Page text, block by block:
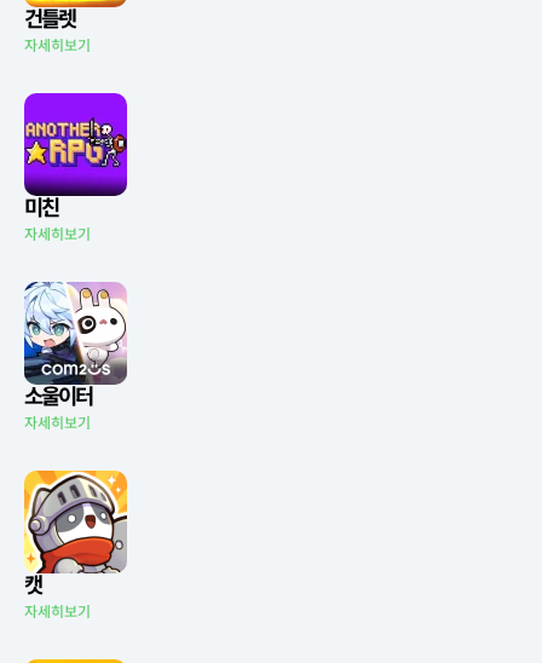
건틀렛
자세히보기
미친
자세히보기
소울이터
자세히보기
캣
자세히보기